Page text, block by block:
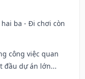
ba - Đi chơi còn
công việc quan
đầu dự án lớn...